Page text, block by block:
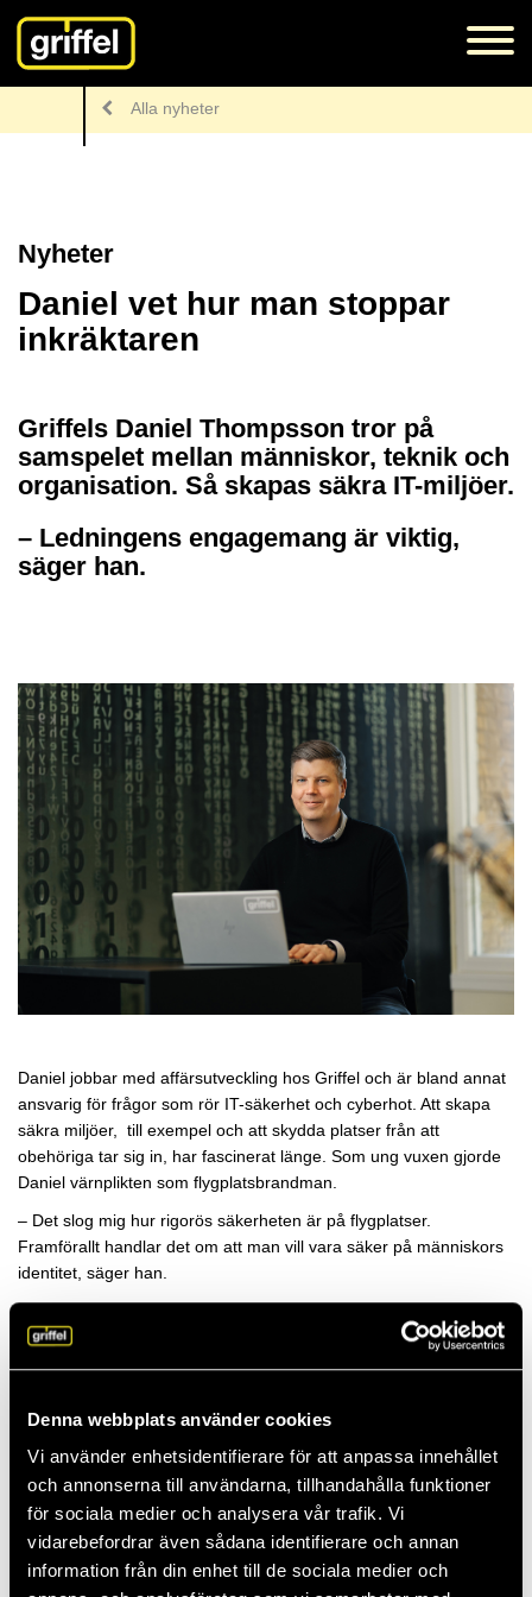
Denna webbplats använder cookies
Vi använder enhetsidentifierare för att anpassa innehållet
och annonserna till användarna, tillhandahålla funktioner
för sociala medier och analysera vår trafik. Vi
vidarebefordrar även sådana identifierare och annan
information från din enhet till de sociala medier och
Nyheter
Alla nyheter
Daniel vet hur man stoppar
inkräktaren
Griffels Daniel Thompsson tror på
samspelet mellan människor, teknik och
organisation. Så skapas säkra IT-miljöer.
– Ledningens engagemang är viktig,
säger han.
Daniel jobbar med affärsutveckling hos Griffel och är bland annat
ansvarig för frågor som rör IT-säkerhet och cyberhot. Att skapa
säkra miljöer, till exempel och att skydda platser från att
obehöriga tar sig in, har fascinerat länge. Som ung vuxen gjorde
Daniel värnplikten som flygplatsbrandman.
– Det slog mig hur rigorös säkerheten är på flygplatser.
Framförallt handlar det om att man vill vara säker på människors
identitet, säger han.
Identifiering viktigt
Även i dag är identifiering en viktig fråga när det gäller IT-
Det händer otroligt mycket, säger han.
Förr krävdes normalt bara lösenord för att ha åtkomst till
företagets IT-miljö. Men efter pandemin har utvecklingen med
– Hantering och krav på lösenord i dag är komplext och det